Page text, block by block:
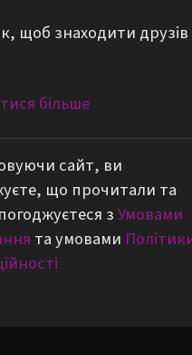
щоб знаходити друзів
більше
сайт, ви
що прочитали та
зУмовами
та умовами